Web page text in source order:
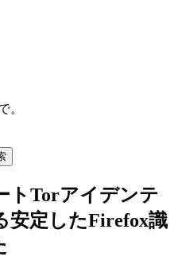
。
トTorアイデンテ
安定したFirefox識